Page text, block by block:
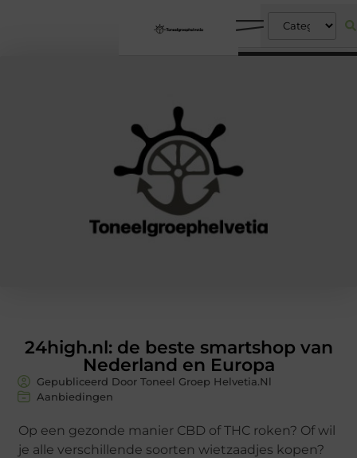
24high.nl: de beste smartshop van
Nederland en Europa
Gepubliceerd Door Toneel Groep Helvetia.nl
Aanbiedingen
Op een gezonde manier CBD of THC roken? Of wil
je alle verschillende soorten wietzaadjes kopen?